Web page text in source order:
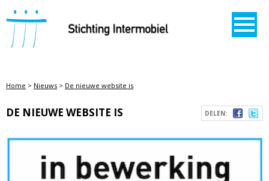
STICHTING INTERMOBIEL
Home > Nieuws > De nieuwe website is
DELEN:
DE NIEUWE WEBSITE IS